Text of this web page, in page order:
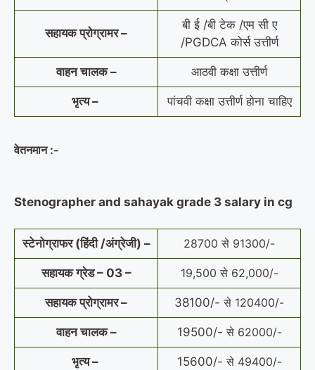
सहायक प्रोग्रामर –
बी ई /बी टेक /एम सी ए
/PGDCA कोर्स उत्तीर्ण
वाहन चालक – आठवी कक्षा उत्तीर्ण
भृत्य – पांचवी कक्षा उत्तीर्ण होना चाहिए
वेतनमान :-
Stenographer and sahayak grade 3 salary in cg
स्टेनोग्राफर (हिंदी /अंग्रेजी) – 28700 से 91300/-
सहायक ग्रेड – 03 – 19,500 से 62,000/-
सहायक प्रोग्रामर – 38100/-से 120400/-
वाहन चालक – 19500/-से 62000/-
भृत्य – 15600/-से 49400/-